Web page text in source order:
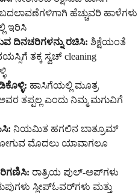
ಬದಲಾವಣೆಗಳಿಗಾಗಿ ಹೆಚ್ಚುವರಿ ಹಾಳೆಗಳು
ಇರಿಸಿ
ದಿನಚರಿಗಳನ್ನು ರಚಿಸಿ: ಶಿಕ್ಷೆಯಂತೆ
ತಕ್ಕ ಸ್ವಚ್ cleaning
ಹಾಸಿಗೆಯಲ್ಲಿ ಮೂತ್ರ
ತಪ್ಪಲ್ಲ ಎಂದು ನಿಮ್ಮ ಮಗುವಿಗೆ
ನಿಯಮಿತ ಹಗಲಿನ ಬಾತ್ರೂಮ್
ಮೊದಲು ಯಾವಾಗಲೂ
ರಾತ್ರಿಯ ಪುಲ್-ಅಪ್‌ಗಳು
ಸ್ಲೀಪ್‌ಓವರ್‌ಗಳು ಮತ್ತು